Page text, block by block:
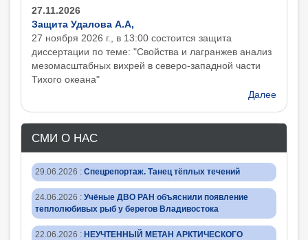
27.11.2026
Защита Удалова А.А,
27 ноября 2026 г., в 13:00 состоится защита
диcсертации по теме: "Свойства и лагранжев анализ
мезомасштабных вихрей в северо-западной части
Тихого океана"
Далее
СМИ О НАС
29.06.2026 : Спецрепортаж. Танец тёплых течений
24.06.2026 : Учёные ДВО РАН объяснили появление
теплолюбивых рыб у берегов Владивостока
22.06.2026 : НЕУЧТЕННЫЙ МЕТАН АРКТИЧЕСКОГО